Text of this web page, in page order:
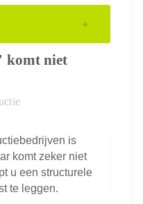
komt niet
is
komt zeker niet
u een structurele
te leggen.